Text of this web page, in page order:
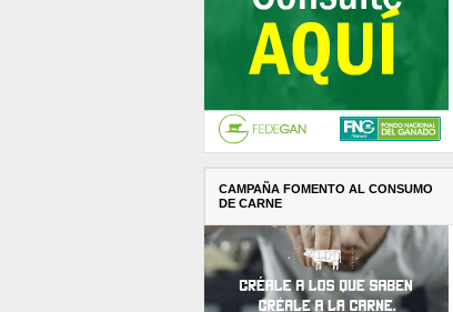
CAMPAÑA FOMENTO AL CONSUMO
DE CARNE